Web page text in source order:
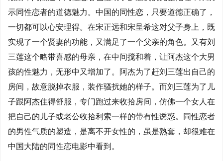
示同性恋者的道德魅力。中国的同性恋，只要道德正确了，
一切都可以心安理得。在宋正远和宋呈希这对父子身上，既
实现了一个贤妻的功能，又满足了一个父亲的角色。又有刘
三莲这个略带喜感的母亲，在中间搅和着，让阿杰这个大男
孩的性魅力，无形中又增加了。阿杰为了赶刘三莲出自己的
房间，故意脱掉衣服，装作骚扰她的样子。而刘三莲为了儿
子跟阿杰住得舒服，专门跑过来收拾房间，仿佛一个女人在
把自己的儿子或老公收拾利索一样的带有性诱惑。同性恋者
的男性气质的塑造，是离不开女性的，虽是熟套，却很难在
中国大陆的同性恋电影中看到。